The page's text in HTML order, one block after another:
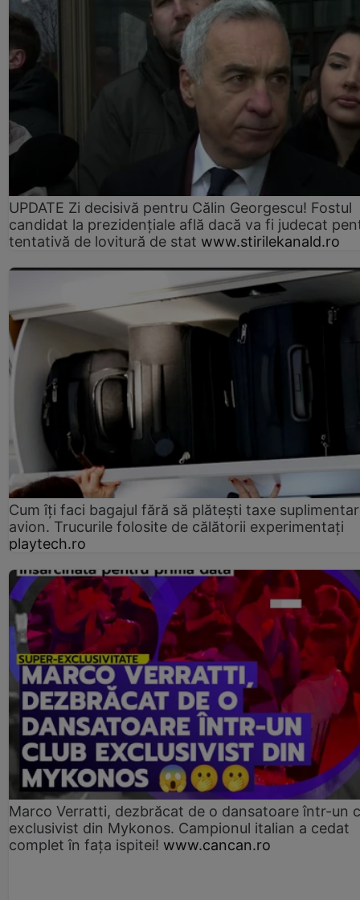
UPDATE Zi decisivă pentru Călin Georgescu! Fostul
candidat la prezidențiale află dacă va fi judecat
tentativă de lovitură de stat www.stirilekanald.ro
Cum îți faci bagajul fără să plătești taxe
avion. Trucurile folosite de călătorii experimentați
playtech.ro
Marco Verratti, dezbrăcat de o dansatoare într-un
exclusivist din Mykonos. Campionul italian a cedat
complet în fața ispitei! www.cancan.ro